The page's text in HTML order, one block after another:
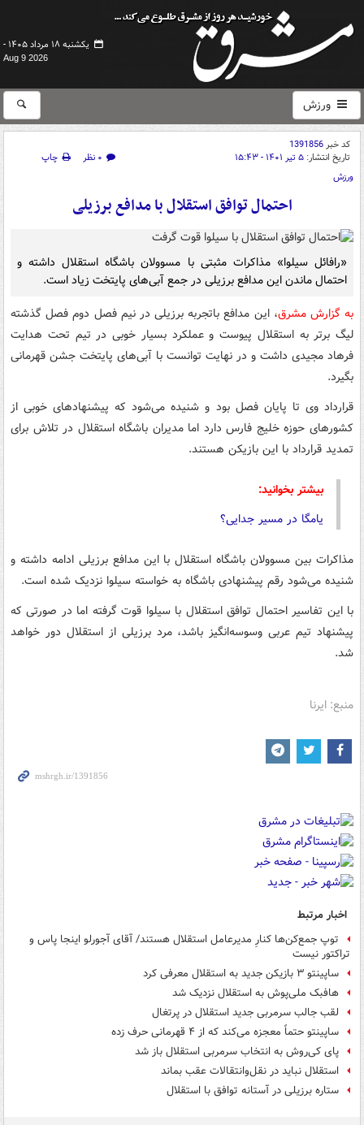
یکشنبه ۱۸ مرداد ۱۴۰۵ -
Aug 9 2026
ورزش
کد خبر1391856
تاریخ انتشار: ۵ تیر ۱۴۰۱ - ۱۵:۴۳ ۰ نظر
چاپ
ورزش
احتمال توافق استقلال با مدافع برزیلی
«رافائل سیلوا» مذاکرات مثبتی با مسوولان باشگاه استقلال داشته و
احتمال ماندن این مدافع برزیلی در جمع آبی‌های پایتخت زیاد است.
به گزارش مشرق، این مدافع باتجربه برزیلی در نیم فصل دوم فصل گذشته
لیگ برتر به استقلال پیوست و عملکرد بسیار خوبی در تیم تحت هدایت
فرهاد مجیدی داشت و در نهایت توانست با آبی‌های پایتخت جشن قهرمانی
بگیرد.
قرارداد وی تا پایان فصل بود و شنیده می‌شود که پیشنهادهای خوبی از
کشورهای حوزه خلیج فارس دارد اما مدیران باشگاه استقلال در تلاش برای
تمدید قرارداد با این بازیکن هستند.
بیشتر بخوانید:
یامگا در مسیر جدایی؟
مذاکرات بین مسوولان باشگاه استقلال با این مدافع برزیلی ادامه داشته و
شنیده می‌شود رقم پیشنهادی باشگاه به خواسته سیلوا نزدیک شده است.
با این تفاسیر احتمال توافق استقلال با سیلوا قوت گرفته اما در صورتی که
پیشنهاد تیم‌ عربی وسوسه‌انگیز باشد، مرد برزیلی از استقلال دور خواهد
شد.
منبع: ایرنا
اخبار مرتبط
توپ جمع‌کن‌ها کنارِ مدیرعامل استقلال هستند/ آقای آجورلو اینجا پاس و
تراکتور نیست
ساپینتو ۳ بازیکن جدید به استقلال معرفی کرد
هافبک ملی‌پوش به استقلال نزدیک شد
لقب جالب سرمربی جدید استقلال در پرتغال
ساپینتو حتماً معجزه می‌کند که از ۴ قهرمانی حرف زده
پای کی‌روش به انتخاب سرمربی استقلال باز شد
استقلال نباید در نقل‌وانتقالات عقب بماند
ستاره برزیلی در آستانه توافق با استقلال